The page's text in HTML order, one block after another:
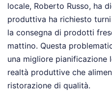
locale, Roberto Russo, ha
produttiva ha richiesto
la consegna di prodotti
mattino. Questa
una migliore pianificazione
realtà produttive che
ristorazione di qualità.